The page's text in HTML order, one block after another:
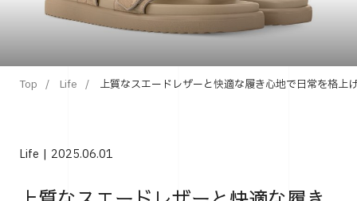
Top Life 上質なスエードレザーと快適な履き心地で日常を格上
Life 2025.06.01